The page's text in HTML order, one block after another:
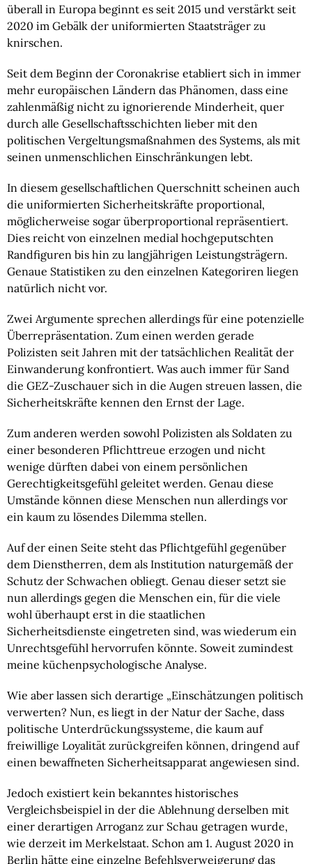
überall in Europa beginnt es seit 2015 und verstärkt seit
2020 im Gebälk der uniformierten Staatsträger zu
knirschen.
Seit dem Beginn der Coronakrise etabliert sich in immer
mehr europäischen Ländern das Phänomen, dass eine
zahlenmäßig nicht zu ignorierende Minderheit, quer
durch alle Gesellschaftsschichten lieber mit den
politischen Vergeltungsmaßnahmen des Systems, als mit
seinen unmenschlichen Einschränkungen lebt.
In diesem gesellschaftlichen Querschnitt scheinen auch
die uniformierten Sicherheitskräfte proportional,
möglicherweise sogar überproportional repräsentiert.
Dies reicht von einzelnen medial hochgeputschten
Randfiguren bis hin zu langjährigen Leistungsträgern.
Genaue Statistiken zu den einzelnen Kategoriren liegen
natürlich nicht vor.
Zwei Argumente sprechen allerdings für eine potenzielle
Überrepräsentation. Zum einen werden gerade
Polizisten seit Jahren mit der tatsächlichen Realität der
Einwanderung konfrontiert. Was auch immer für Sand
die GEZ-Zuschauer sich in die Augen streuen lassen, die
Sicherheitskräfte kennen den Ernst der Lage.
Zum anderen werden sowohl Polizisten als Soldaten zu
einer besonderen Pflichttreue erzogen und nicht
wenige dürften dabei von einem persönlichen
Gerechtigkeitsgefühl geleitet werden. Genau diese
Umstände können diese Menschen nun allerdings vor
ein kaum zu lösendes Dilemma stellen.
Auf der einen Seite steht das Pflichtgefühl gegenüber
dem Dienstherren, dem als Institution naturgemäß der
Schutz der Schwachen obliegt. Genau dieser setzt sie
nun allerdings gegen die Menschen ein, für die viele
wohl überhaupt erst in die staatlichen
Sicherheitsdienste eingetreten sind, was wiederum ein
Unrechtsgefühl hervorrufen könnte. Soweit zumindest
meine küchenpsychologische Analyse.
Wie aber lassen sich derartige „Einschätzungen politisch
verwerten? Nun, es liegt in der Natur der Sache, dass
politische Unterdrückungssysteme, die kaum auf
freiwillige Loyalität zurückgreifen können, dringend auf
einen bewaffneten Sicherheitsapparat angewiesen sind.
Jedoch existiert kein bekanntes historisches
Vergleichsbeispiel in der die Ablehnung derselben mit
einer derartigen Arroganz zur Schau getragen wurde,
wie derzeit im Merkelstaat. Schon am 1. August 2020 in
Berlin hätte eine einzelne Befehlsverweigerung das